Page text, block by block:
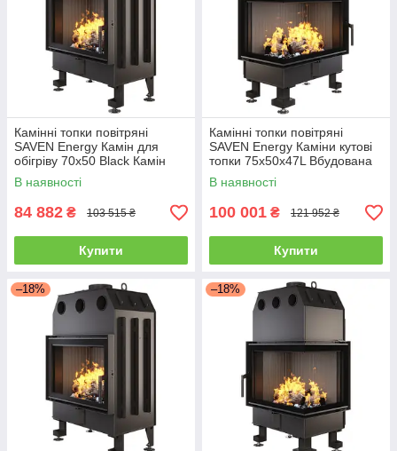
Камінні топки повітряні
SAVEN Energy Камін для
обігріву 70х50 Black Камін
для обігріву 15,1 kW ECO
В наявності
84 882 ₴ 103 515 ₴
Купити
Камінні топки повітряні
SAVEN Energy Каміни кутові
топки 75x50x47L Вбудована
камінна топка 16,5 кВт ECO
В наявності
100 001 ₴ 121 952 ₴
Купити
–18% –18%